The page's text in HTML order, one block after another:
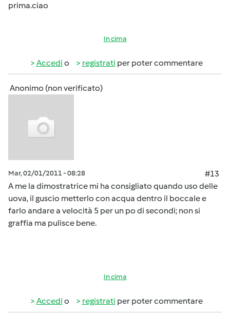
prima.ciao
In cima
Accedi o registrati per poter commentare
Anonimo (non verificato)
Mar, 02/01/2011 - 08:28
#13
A me la dimostratrice mi ha consigliato quando uso delle
uova, il guscio metterlo con acqua dentro il boccale e
farlo andare a velocità 5 per un po di secondi; non si
graffia ma pulisce bene.
In cima
Accedi o registrati per poter commentare